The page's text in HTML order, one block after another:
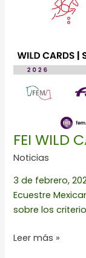
FEI WILD
Noticias
3 de febrero,
Ecuestre
sobre los
Leer más »